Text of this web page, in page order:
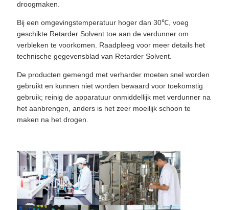
droogmaken.
Bij een omgevingstemperatuur hoger dan 30℃, voeg
geschikte Retarder Solvent toe aan de verdunner om
verbleken te voorkomen. Raadpleeg voor meer details het
technische gegevensblad van Retarder Solvent.
De producten gemengd met verharder moeten snel worden
gebruikt en kunnen niet worden bewaard voor toekomstig
gebruik; reinig de apparatuur onmiddellijk met verdunner na
het aanbrengen, anders is het zeer moeilijk schoon te
maken na het drogen.